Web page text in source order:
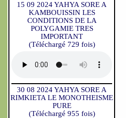
15 09 2024 YAHYA SORE A
KAMBOUISSIN LES
CONDITIONS DE LA
POLYGAMIE TRES
IMPORTANT
(Téléchargé 729 fois)
30 08 2024 YAHYA SORE A
RIMKIETA LE MONOTHEISME
PURE
(Téléchargé 955 fois)